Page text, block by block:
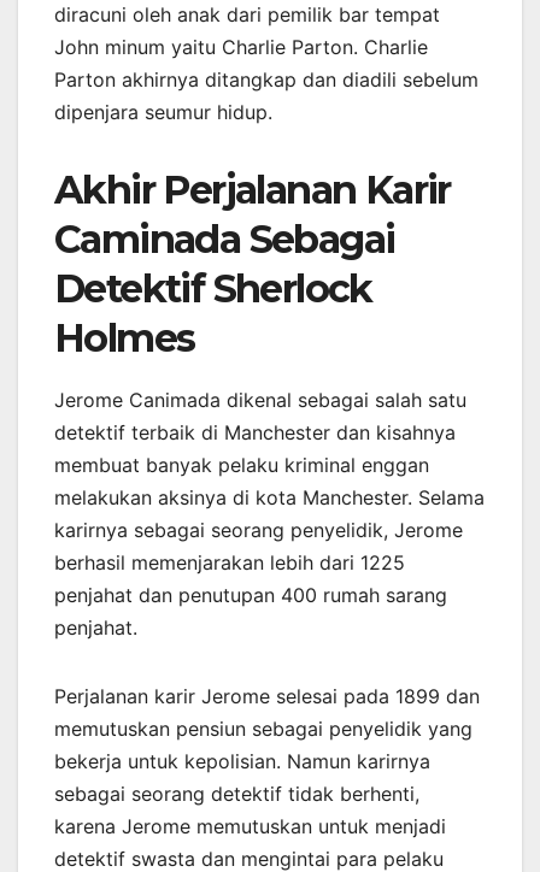
diracuni oleh anak dari pemilik bar tempat
John minum yaitu Charlie Parton. Charlie
Parton akhirnya ditangkap dan diadili sebelum
dipenjara seumur hidup.
Akhir Perjalanan Karir
Caminada Sebagai
Detektif Sherlock
Holmes
Jerome Canimada dikenal sebagai salah satu
detektif terbaik di Manchester dan kisahnya
membuat banyak pelaku kriminal enggan
melakukan aksinya di kota Manchester. Selama
karirnya sebagai seorang penyelidik, Jerome
berhasil memenjarakan lebih dari 1225
penjahat dan penutupan 400 rumah sarang
penjahat.
Perjalanan karir Jerome selesai pada 1899 dan
memutuskan pensiun sebagai penyelidik yang
bekerja untuk kepolisian. Namun karirnya
sebagai seorang detektif tidak berhenti,
karena Jerome memutuskan untuk menjadi
detektif swasta dan mengintai para pelaku